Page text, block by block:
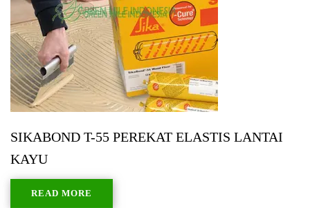
SIKABOND T-55 PEREKAT ELASTIS LANTAI
KAYU
READ MORE